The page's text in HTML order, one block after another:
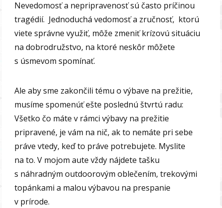
Nevedomosť a nepripravenosť sú často príčinou
tragédií. Jednoduchá vedomosť a zručnosť, ktorú
viete správne využiť, môže zmeniť krízovú situáciu
na dobrodružstvo, na ktoré neskôr môžete
s úsmevom spomínať.
Ale aby sme zakončili tému o výbave na prežitie,
musíme spomenúť ešte poslednú štvrtú radu:
Všetko čo máte v rámci výbavy na prežitie
pripravené, je vám na nič, ak to nemáte pri sebe
práve vtedy, keď to práve potrebujete. Myslite
na to. V mojom aute vždy nájdete tašku
s náhradným outdoorovým oblečením, trekovými
topánkami a malou výbavou na prespanie
v prírode.